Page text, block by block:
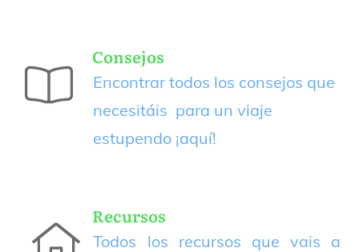
Consejos
Encontrar todos los consejos que
necesitáis para un viaje
estupendo ¡aquí!
Recursos
Todos los recursos que vais a